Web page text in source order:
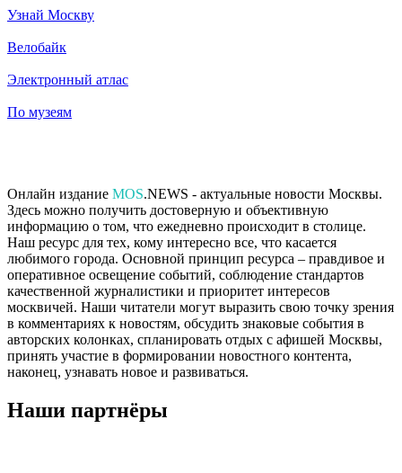
Узнай Москву
Велобайк
Электронный атлас
По музеям
Онлайн издание MOS.NEWS - актуальные новости Москвы.
Здесь можно получить достоверную и объективную
информацию о том, что ежедневно происходит в столице.
Наш ресурс для тех, кому интересно все, что касается
любимого города. Основной принцип ресурса – правдивое и
оперативное освещение событий, соблюдение стандартов
качественной журналистики и приоритет интересов
москвичей. Наши читатели могут выразить свою точку зрения
в комментариях к новостям, обсудить знаковые события в
авторских колонках, спланировать отдых с афишей Москвы,
принять участие в формировании новостного контента,
наконец, узнавать новое и развиваться.
Наши партнёры